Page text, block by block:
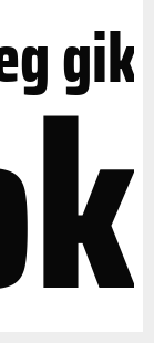
gik